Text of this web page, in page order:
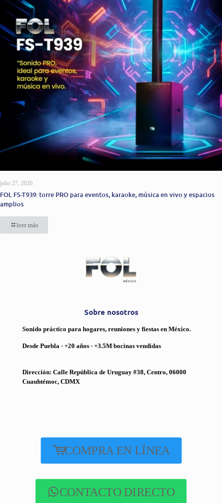
julio 27, 2026
FOL FS-T939: torre PRO para eventos, karaoke, música en vivo y espacios
amplios
leer más
Sobre nosotros
Sonido práctico para hogares, reuniones y fiestas en México.
Desde Puebla · +20 años · +3.5M bocinas vendidas
Dirección: Calle República de Uruguay #38, Centro, 06000
Cuauhtémoc, CDMX
COMPRA EN LÍNEA
CONTACTO DIRECTO